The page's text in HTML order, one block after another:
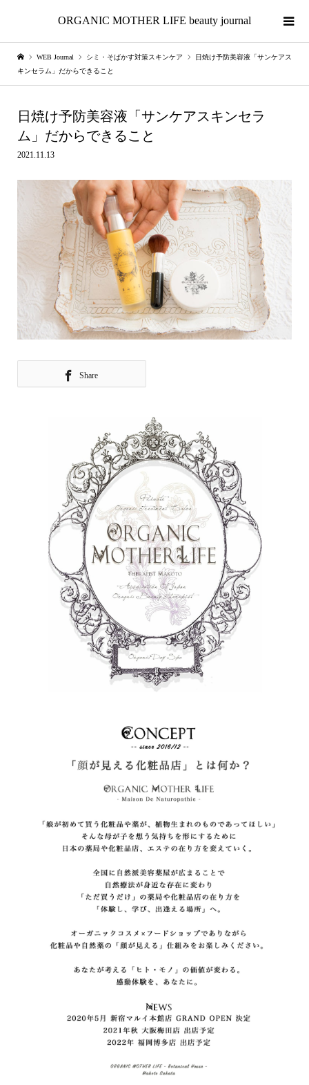
ORGANIC MOTHER LIFE beauty journal
WEB Journal シミ・そばかす対策スキンケア
日焼け予防美容液「サンケアス
キンセラム」だからできること
日焼け予防美容液「サンケアスキンセラ
ム」だからできること
2021.11.13
Share